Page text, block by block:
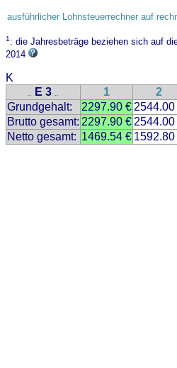
ausführlicher Lohnsteuerrechner auf
1: die Jahresbeträge beziehen sich auf
2014
K
.. E 3 .. 1 2
Grundgehalt:
2297.90 € 2544.00
Brutto gesamt: 2297.90 € 2544.00
Netto gesamt: 1469.54 € 1592.80